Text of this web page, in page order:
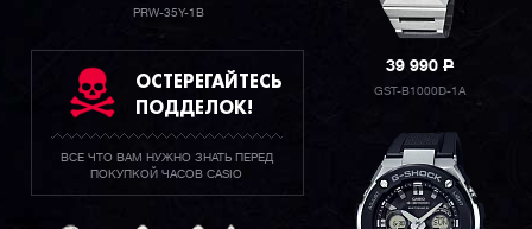
PRW-35Y-1B
ОСТЕРЕГАЙТЕСЬ
ПОДДЕЛОК!
ВСЕ ЧТО ВАМ НУЖНО ЗНАТЬ ПЕРЕД
ПОКУПКОЙ ЧАСОВ CASIO
39 990P
GST-B1000D-1A